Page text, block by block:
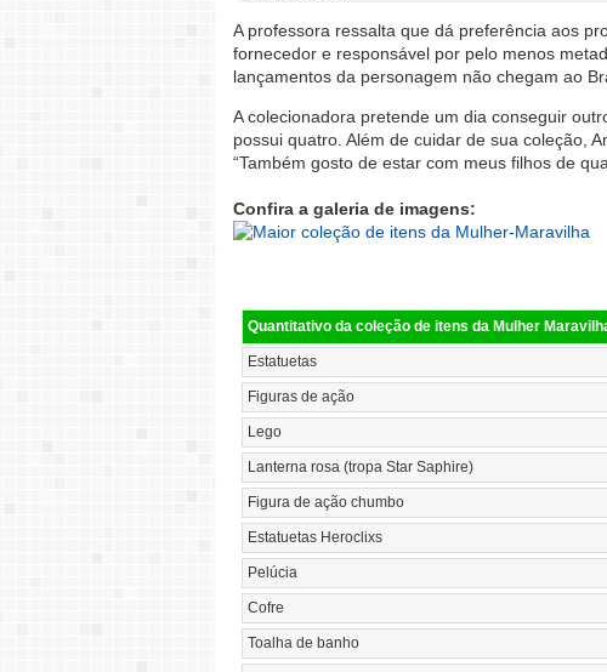
A professora ressalta que dá preferência aos
fornecedor e responsável por pelo menos
lançamentos da personagem não chegam ao
A colecionadora pretende um dia conseguir
possui quatro. Além de cuidar de sua coleção,
“Também gosto de estar com meus filhos de
Confira a galeria de imagens:
Quantitativo da coleção de itens da Mulher
Estatuetas
Figuras de ação
Lego
Lanterna rosa (tropa Star Saphire)
Figura de ação chumbo
Estatuetas Heroclixs
Pelúcia
Cofre
Toalha de banho